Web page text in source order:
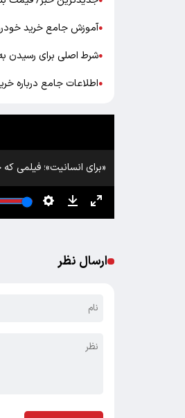
●آموزش جامع خرید خودرو
●شرط اصلی برای رسیدن
●اطلاعات جامع درباره
«برای انسانیت»؛ فیلمی
ارسال نظر